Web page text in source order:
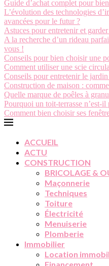
Guide d’achat complet pour
L’évolution des technologies
avancées pour le futur ?
Astuces pour entretenir et
A la recherche d’un rideau
vous !
Conseils pour bien choisir une
Comment utiliser une scie
Conseils pour entretenir le
Construction de maison :
Quelle marque de poêles à
Pourquoi un toit-terrasse n’est-il
Comment bien choisir ses
ACCUEIL
ACTU
CONSTRUCTION
BRICOLAGE &
Maçonnerie
Techniques
Toiture
Électricité
Menuiserie
Plomberie
Immobilier
Location